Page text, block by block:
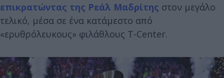
επικρατώντας της Ρεάλ Μαδρίτης στον μεγάλο
τελικό, μέσα σε ένα κατάμεστο από
«ερυθρόλευκους» φιλάθλους T-Center.